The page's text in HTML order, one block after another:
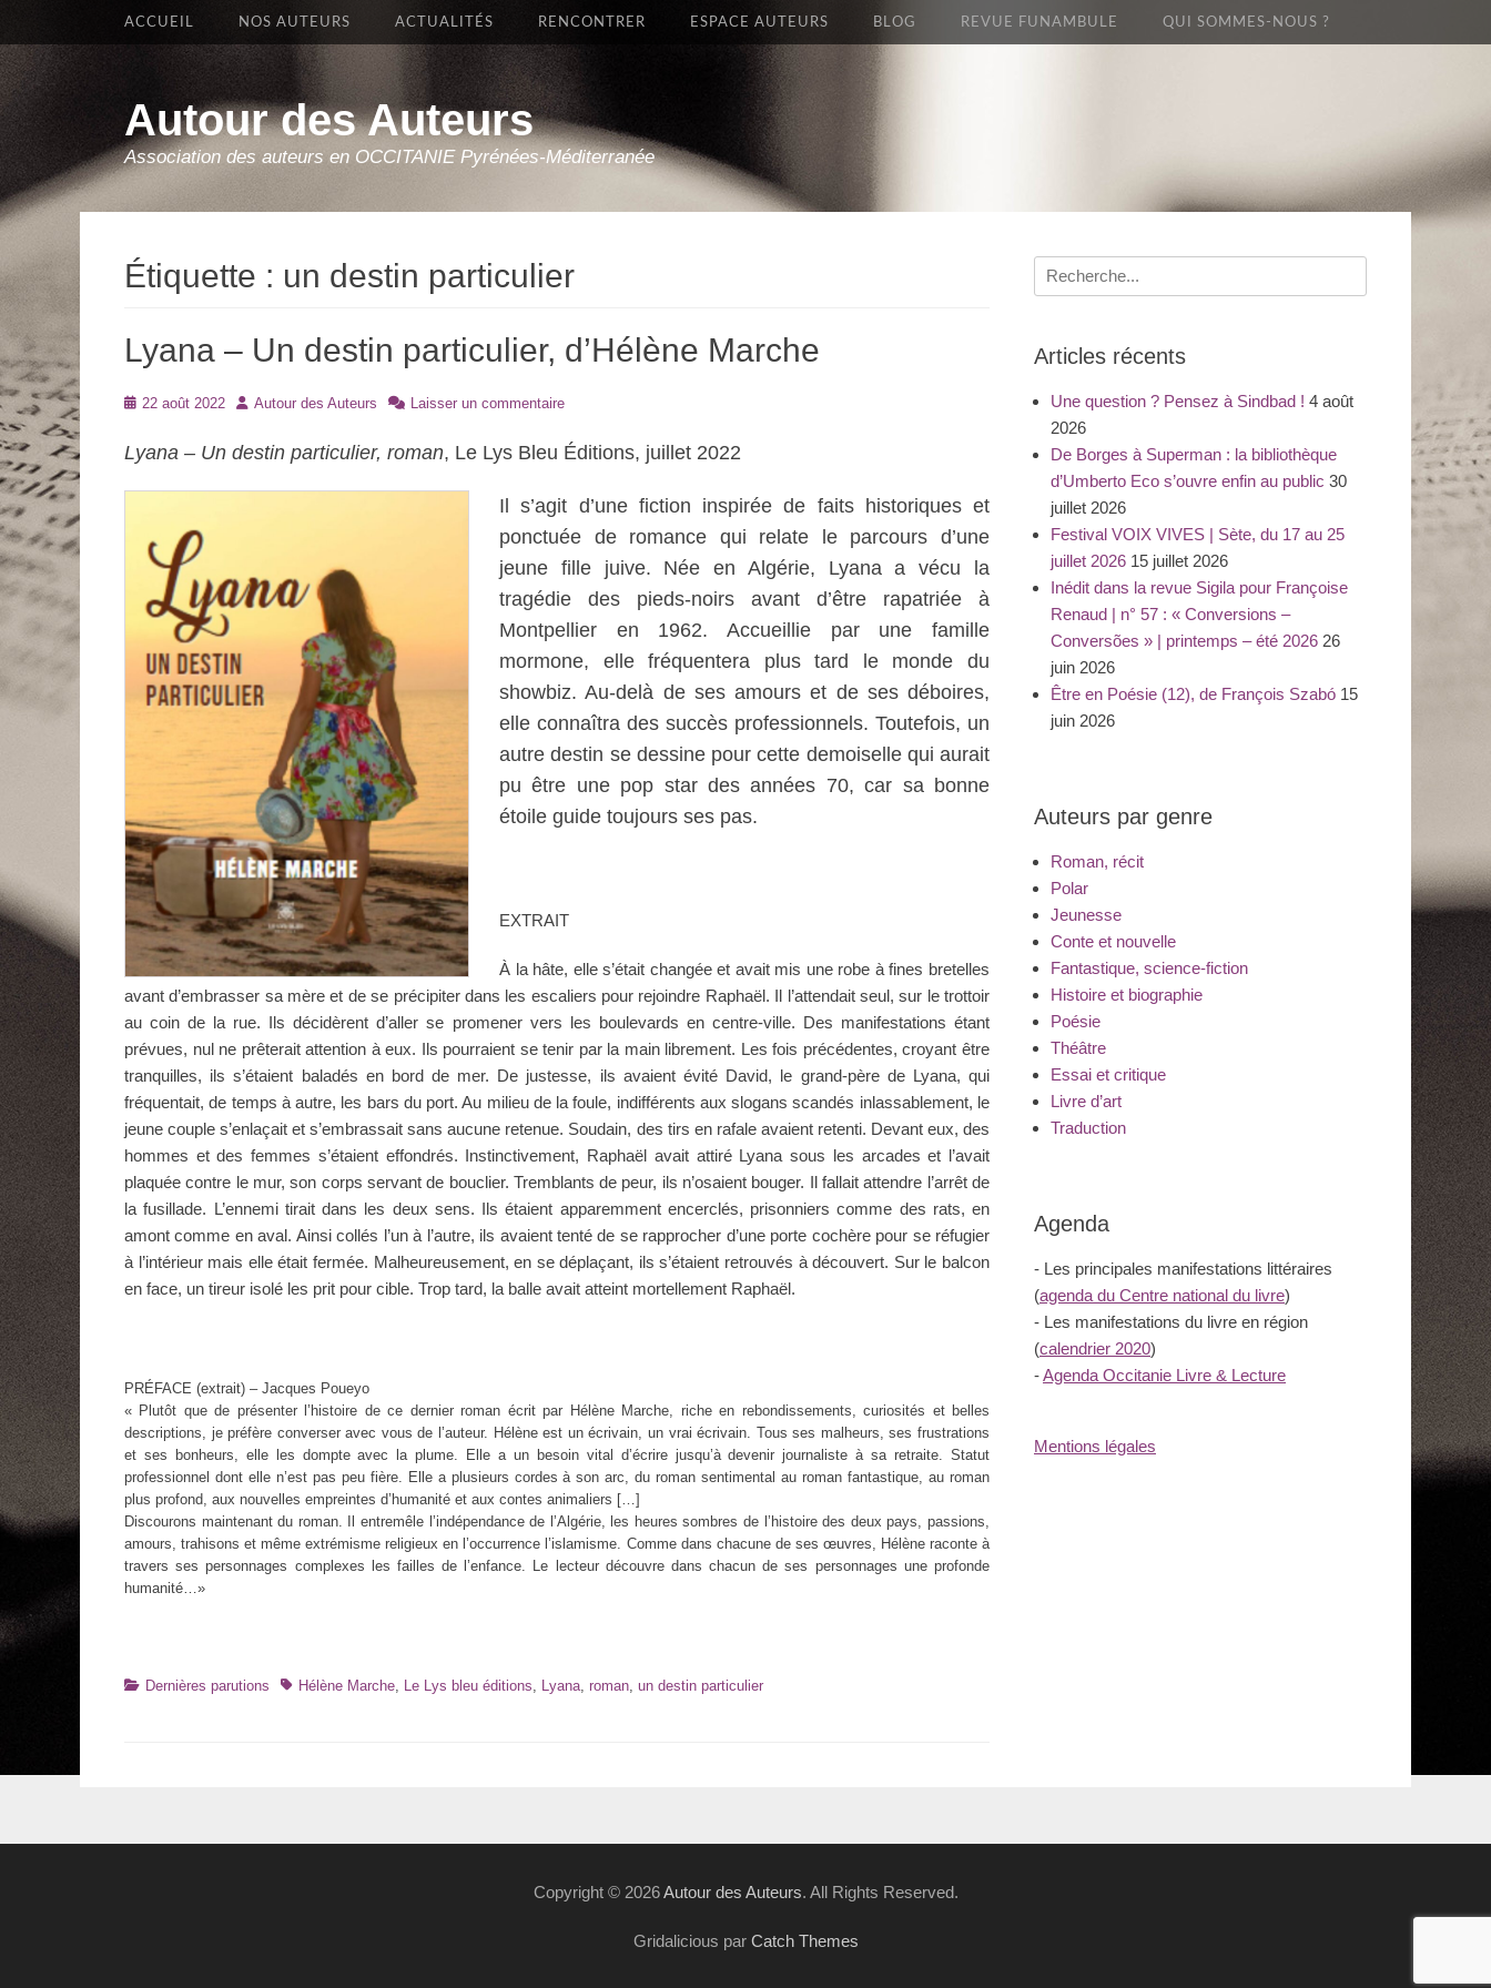
Autour des Auteurs
Association des auteurs en OCCITANIE Pyrénées-Méditerranée
Premier Menu
Aller
ACCUEIL NOS AUTEURS ACTUALITÉS RENCONTRER ESPACE AUTEURS BLOG REVUE FUNAMBULE QUI SOMMES-NOUS ?
Étiquette : un destin particulier
Lyana – Un destin particulier, d’Hélène Marche
Posté22 août 2022 Auteur
Autour des Auteurs Laisser un commentaire
Lyana – Un destin particulier, roman, Le Lys Bleu Éditions, juillet 2022
Il s’agit d’une fiction inspirée de faits historiques et
ponctuée de romance qui relate le parcours d’une
jeune fille juive. Née en Algérie, Lyana a vécu la
tragédie des pieds-noirs avant d’être rapatriée à
Montpellier en 1962. Accueillie par une famille
mormone, elle fréquentera plus tard le monde du
showbiz. Au-delà de ses amours et de ses déboires,
elle connaîtra des succès professionnels. Toutefois, un
autre destin se dessine pour cette demoiselle qui aurait
pu être une pop star des années 70, car sa bonne
étoile guide toujours ses pas.
EXTRAIT
À la hâte, elle s’était changée et avait mis une robe à fines bretelles
avant d’embrasser sa mère et de se précipiter dans les escaliers pour rejoindre Raphaël. Il l’attendait seul, sur le trottoir
au coin de la rue. Ils décidèrent d’aller se promener vers les boulevards en centre-ville. Des manifestations étant
prévues, nul ne prêterait attention à eux. Ils pourraient se tenir par la main librement. Les fois précédentes, croyant être
tranquilles, ils s’étaient baladés en bord de mer. De justesse, ils avaient évité David, le grand-père de Lyana, qui
fréquentait, de temps à autre, les bars du port. Au milieu de la foule, indifférents aux slogans scandés inlassablement, le
jeune couple s’enlaçait et s’embrassait sans aucune retenue. Soudain, des tirs en rafale avaient retenti. Devant eux, des
hommes et des femmes s’étaient effondrés. Instinctivement, Raphaël avait attiré Lyana sous les arcades et l’avait
plaquée contre le mur, son corps servant de bouclier. Tremblants de peur, ils n’osaient bouger. Il fallait attendre l’arrêt de
la fusillade. L’ennemi tirait dans les deux sens. Ils étaient apparemment encerclés, prisonniers comme des rats, en
amont comme en aval. Ainsi collés l’un à l’autre, ils avaient tenté de se rapprocher d’une porte cochère pour se réfugier
à l’intérieur mais elle était fermée. Malheureusement, en se déplaçant, ils s’étaient retrouvés à découvert. Sur le balcon
en face, un tireur isolé les prit pour cible. Trop tard, la balle avait atteint mortellement Raphaël.
PRÉFACE (extrait) – Jacques Poueyo
« Plutôt que de présenter l’histoire de ce dernier roman écrit par Hélène Marche, riche en rebondissements, curiosités et belles
descriptions, je préfère converser avec vous de l’auteur. Hélène est un écrivain, un vrai écrivain. Tous ses malheurs, ses frustrations
et ses bonheurs, elle les dompte avec la plume. Elle a un besoin vital d’écrire jusqu’à devenir journaliste à sa retraite. Statut
professionnel dont elle n’est pas peu fière. Elle a plusieurs cordes à son arc, du roman sentimental au roman fantastique, au roman
plus profond, aux nouvelles empreintes d’humanité et aux contes animaliers […]
Discourons maintenant du roman. Il entremêle l’indépendance de l’Algérie, les heures sombres de l’histoire des deux pays, passions,
amours, trahisons et même extrémisme religieux en l’occurrence l’islamisme. Comme dans chacune de ses œuvres, Hélène raconte à
travers ses personnages complexes les failles de l’enfance. Le lecteur découvre dans chacun de ses personnages une profonde
humanité…»
Catégories
Dernières parutions TagsHélène Marche, Le Lys bleu éditions, Lyana, roman, un destin particulier
Recherche
pour
Articles récents
Une question ? Pensez à Sindbad ! 4 août
2026
De Borges à Superman : la bibliothèque
d’Umberto Eco s’ouvre enfin au public 30
juillet 2026
Festival VOIX VIVES | Sète, du 17 au 25
juillet 2026 15 juillet 2026
Inédit dans la revue Sigila pour Françoise
Renaud | n° 57 : « Conversions –
Conversões » | printemps – été 2026 26
juin 2026
Être en Poésie (12), de François Szabó 15
juin 2026
Auteurs par genre
Roman, récit
Polar
Jeunesse
Conte et nouvelle
Fantastique, science-fiction
Histoire et biographie
Poésie
Théâtre
Essai et critique
Livre d’art
Traduction
Agenda
- Les principales manifestations littéraires
(agenda du Centre national du livre)
- Les manifestations du livre en région
(calendrier 2020)
-Agenda Occitanie Livre & Lecture
Mentions légales
Copyright © 2026Autour des Auteurs. All Rights Reserved.
Gridalicious par Catch Themes